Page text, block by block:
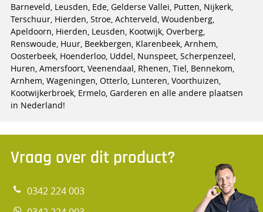
Barneveld, Leusden, Ede, Gelderse Vallei, Putten, Nijkerk,
Terschuur, Hierden, Stroe, Achterveld, Woudenberg,
Apeldoorn, Hierden, Leusden, Kootwijk, Overberg,
Renswoude, Huur, Beekbergen, Klarenbeek, Arnhem,
Oosterbeek, Hoenderloo, Uddel, Nunspeet, Scherpenzeel,
Huren, Amersfoort, Veenendaal, Rhenen, Tiel, Bennekom,
Arnhem, Wageningen, Otterlo, Lunteren, Voorthuizen,
Kootwijkerbroek, Ermelo, Garderen en alle andere plaatsen
in Nederland!
Vraag over dit product?
0342 224 003